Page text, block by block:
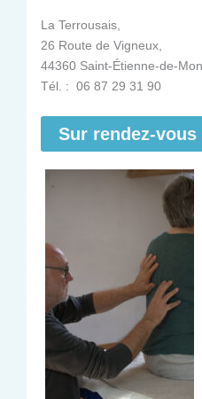
La Terrousais,
26 Route de Vigneux,
44360 Saint-Étienne-de-
Tél. : 06 87 29 31 90
Sur rendez-vous